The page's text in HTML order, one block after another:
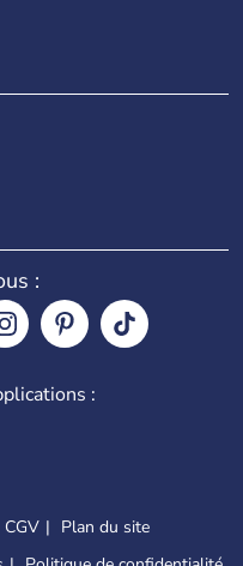
:
:
CGV
Plan du site